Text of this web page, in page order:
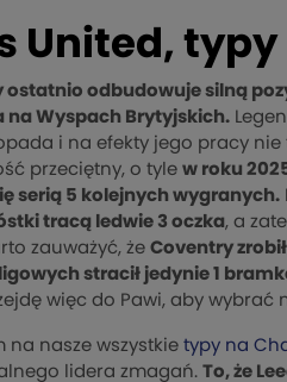
United,
ostatnio odbudowuje silną
na Wyspach Brytyjskich.
i na efekty jego pracy nie
przeciętny, o tyle w roku
serią 5 kolejnych wygranych.
tracą ledwie 3 oczka, a
zauważyć, że Coventry
stracił jedynie 1
więc do Pawi, aby wybrać
na nasze wszystkie typy na
lidera zmagań. To, że